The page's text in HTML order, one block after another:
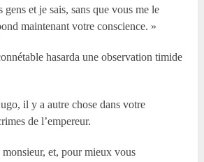
gens et je sais, sans que vous me le
maintenant votre conscience. »
hasarda une observation timide
il y a autre chose dans votre
de l’empereur.
et, pour mieux vous